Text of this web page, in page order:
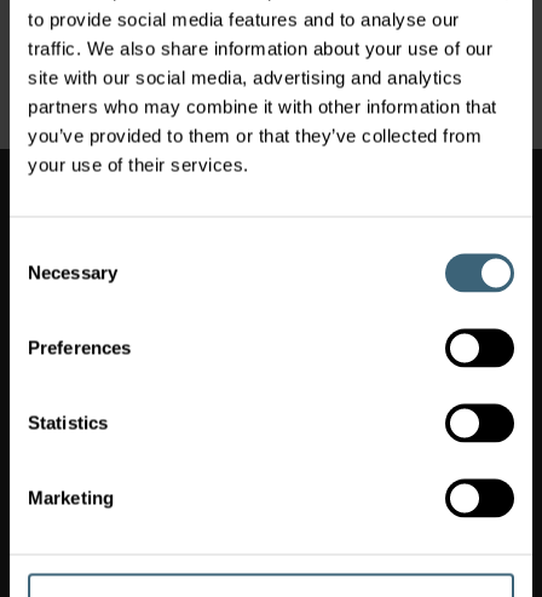
to provide social media features and to analyse our
traffic. We also share information about your use of our
site with our social media, advertising and analytics
partners who may combine it with other information that
you’ve provided to them or that they’ve collected from
your use of their services.
Selection
Necessary
Preferences
Statistics
Marketing
2020
vorig jaar
2025
volgend jaar
Wissel van markt
FläktGroup Netherlands B.V.
rivium.hnl@flaktgroup.com
FläktGroup Netherlands B.V.
Snelkoppelingen